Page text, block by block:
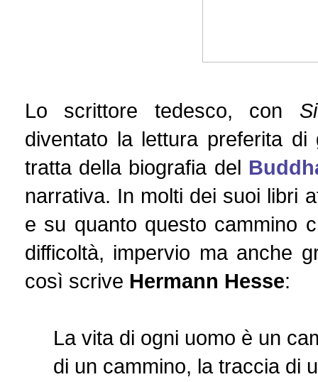
Lo scrittore tedesco, con
diventato la lettura preferita
tratta della biografia del
narrativa. In molti dei suoi libri
e su quanto questo cammino
difficoltà, impervio ma anche
così scrive Hermann Hesse:
La vita di ogni uomo è un
di un cammino, la traccia di